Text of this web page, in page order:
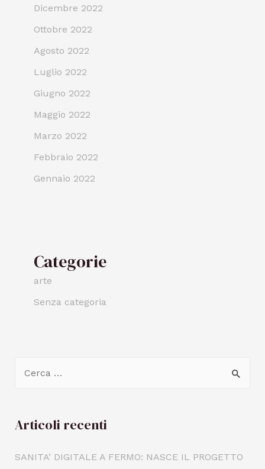
Dicembre 2022
Ottobre 2022
Agosto 2022
Luglio 2022
Giugno 2022
Maggio 2022
Marzo 2022
Febbraio 2022
Gennaio 2022
Categorie
arte
Senza categoria
Articoli recenti
SANITA’ DIGITALE A FERMO: NASCE IL PROGETTO